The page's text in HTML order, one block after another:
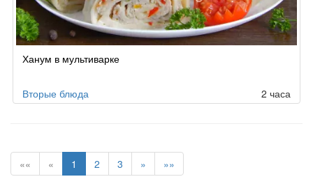
Ханум в мультиварке
Вторые блюда 2 часа
«« « 1 2 3 » »»